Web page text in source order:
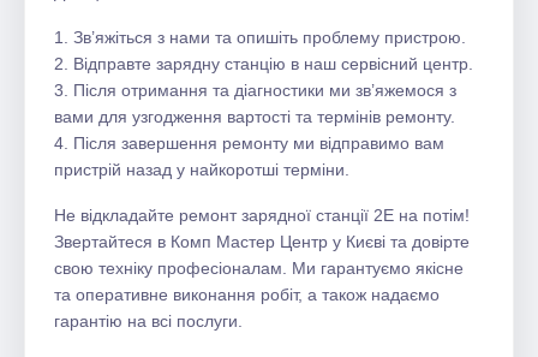
1. Зв’яжіться з нами та опишіть проблему пристрою.
2. Відправте зарядну станцію в наш сервісний центр.
3. Після отримання та діагностики ми зв’яжемося з
вами для узгодження вартості та термінів ремонту.
4. Після завершення ремонту ми відправимо вам
пристрій назад у найкоротші терміни.
Не відкладайте ремонт зарядної станції 2E на потім!
Звертайтеся в Комп Мастер Центр у Києві та довірте
свою техніку професіоналам. Ми гарантуємо якісне
та оперативне виконання робіт, а також надаємо
гарантію на всі послуги.